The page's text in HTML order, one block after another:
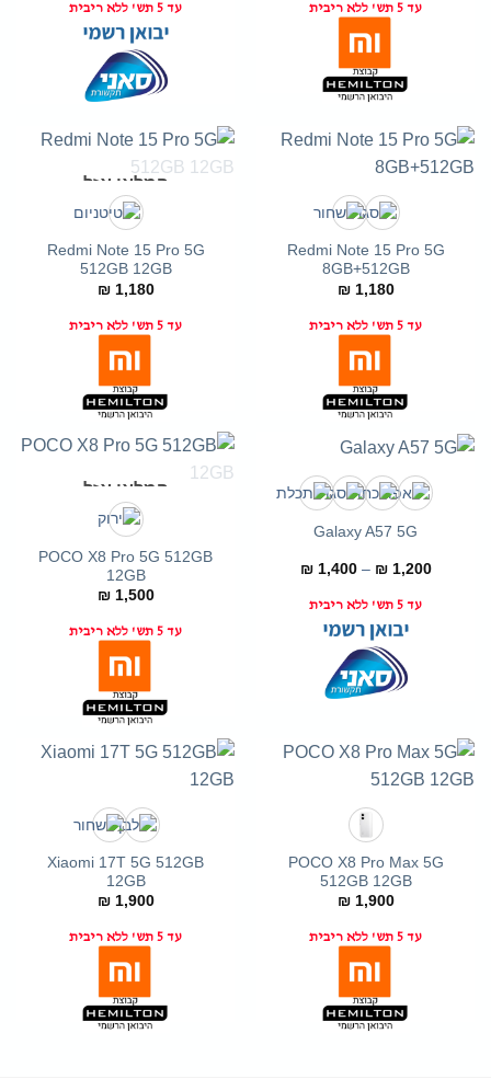
עד 5 תש' ללא ריבית עד 5 תש' ללא ריבית
Redmi Note 15 Pro 5G
8GB+512GB
₪1,180
עד 5 תש' ללא ריבית
המלאי אזל
Redmi Note 15 Pro 5G
512GB 12GB
₪1,180
עד 5 תש' ללא ריבית
Galaxy A57 5G
₪1,200
–
₪1,400
עד 5 תש' ללא ריבית
המלאי אזל
POCO X8 Pro 5G 512GB
12GB
₪1,500
עד 5 תש' ללא ריבית
POCO X8 Pro Max 5G
512GB 12GB
₪1,900
עד 5 תש' ללא ריבית
Xiaomi 17T 5G 512GB
12GB
₪1,900
עד 5 תש' ללא ריבית